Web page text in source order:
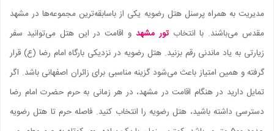
مدیریت به همراه پرسنل هتل رضویه یکی از باسابقه‌ترین مجموعه‌ها در مشهد
مقدس می‌باشند. با انتخابتور مشهد و اقامت در این هتل می‌توانید سفر
زیارتی به یاد ماندنی رقم بزنید. هتل رضویه در نزدیکی بارگاه امام رضا (ع) قرار
گرفته و همین امتیاز باعث می‌شود گزینه مناسبی برای زائران اصفهانی باشد. اگر
تمایل دارید در هنگام اقامت در مشهد، در هر زمانی به حرم حضرت امام رضا
دسترسی داشته باشید، هتل رضویه را انتخاب کنید. فاصله حرم تا هتل رضویه